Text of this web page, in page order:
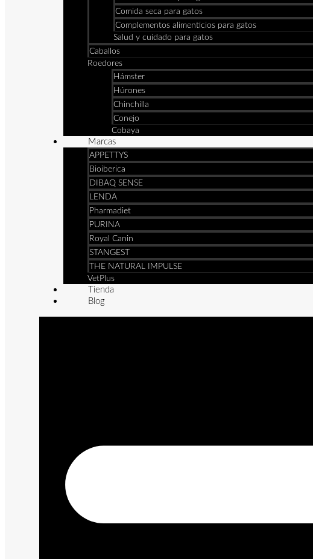
Comida seca para gatos
Complementos alimenticios para gatos
Salud y cuidado para gatos
Caballos
Roedores
Hámster
Húrones
Chinchilla
Conejo
Cobaya
Marcas
APPETTYS
Bioiberica
DIBAQ SENSE
LENDA
Pharmadiet
PURINA
Royal Canin
STANGEST
THE NATURAL IMPULSE
VetPlus
Tienda
Blog